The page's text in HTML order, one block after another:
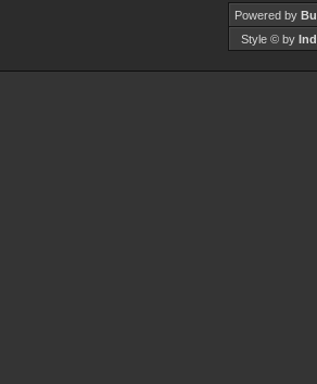
Powered by
Style © by